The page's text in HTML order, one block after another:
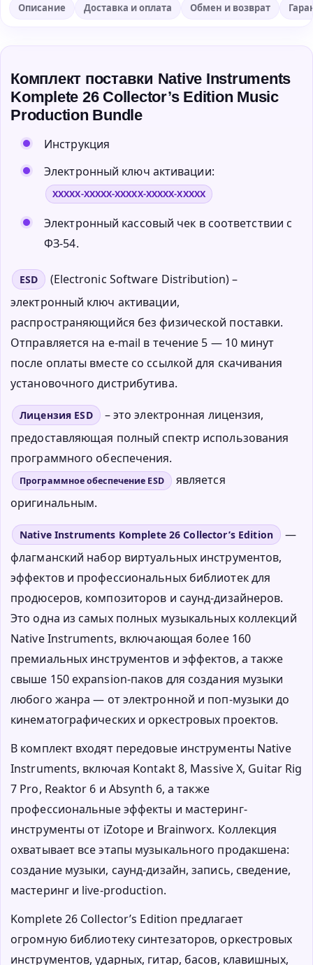
Описание Доставка и оплата Обмен и возврат
Комплект поставки Native Instruments
Komplete 26 Collector’s Edition Music
Production Bundle
Инструкция
Электронный ключ активации:
XXXXX-XXXXX-XXXXX-XXXXX-XXXXX
Электронный кассовый чек в соответствии с
ФЗ-54.
ESD
(Electronic Software Distribution) –
электронный ключ активации,
распространяющийся без физической поставки.
Отправляется на e-mail в течение 5 — 10 минут
после оплаты вместе со ссылкой для скачивания
установочного дистрибутива.
Лицензия ESD
– это электронная лицензия,
предоставляющая полный спектр использования
программного обеспечения.
Программное обеспечение ESD
является
оригинальным.
Native Instruments Komplete 26 Collector’s Edition
—
флагманский набор виртуальных инструментов,
эффектов и профессиональных библиотек для
продюсеров, композиторов и саунд-дизайнеров.
Это одна из самых полных музыкальных коллекций
Native Instruments, включающая более 160
премиальных инструментов и эффектов, а также
свыше 150 expansion-паков для создания музыки
любого жанра — от электронной и поп-музыки до
кинематографических и оркестровых проектов.
В комплект входят передовые инструменты Native
Instruments, включая Kontakt 8, Massive X, Guitar Rig
7 Pro, Reaktor 6 и Absynth 6, а также
профессиональные эффекты и мастеринг-
инструменты от iZotope и Brainworx. Коллекция
охватывает все этапы музыкального продакшена:
создание музыки, саунд-дизайн, запись, сведение,
мастеринг и live-production.
Komplete 26 Collector’s Edition предлагает
огромную библиотеку синтезаторов, оркестровых
инструментов, ударных, гитар, басов, клавишных,